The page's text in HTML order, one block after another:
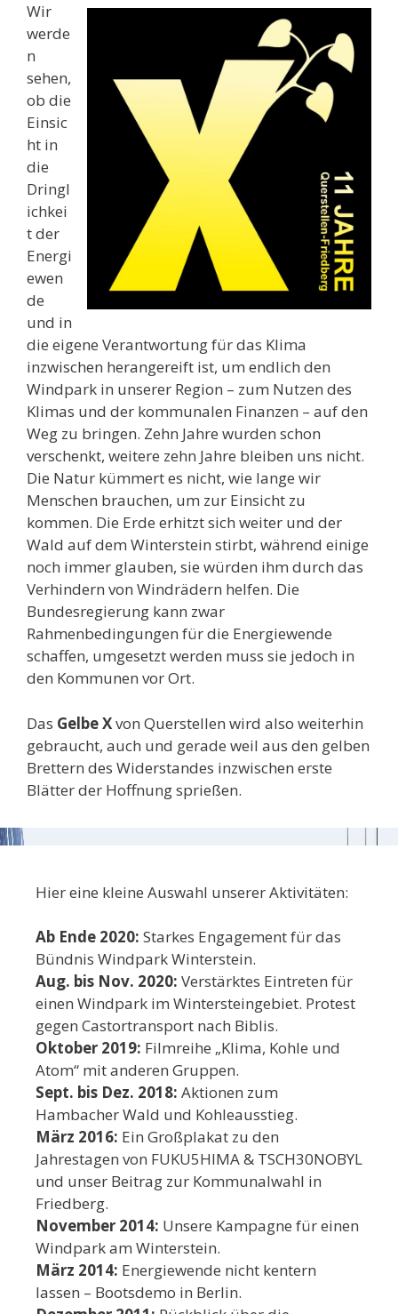
Wir
werde
n
sehen,
ob die
Einsic
ht in
die
Dringl
ichkei
t der
Energi
ewen
de
und in
die eigene Verantwortung für das Klima
inzwischen herangereift ist, um endlich den
Windpark in unserer Region – zum Nutzen des
Klimas und der kommunalen Finanzen – auf den
Weg zu bringen. Zehn Jahre wurden schon
verschenkt, weitere zehn Jahre bleiben uns nicht.
Die Natur kümmert es nicht, wie lange wir
Menschen brauchen, um zur Einsicht zu
kommen. Die Erde erhitzt sich weiter und der
Wald auf dem Winterstein stirbt, während einige
noch immer glauben, sie würden ihm durch das
Verhindern von Windrädern helfen. Die
Bundesregierung kann zwar
Rahmenbedingungen für die Energiewende
schaffen, umgesetzt werden muss sie jedoch in
den Kommunen vor Ort.
Das Gelbe Xvon Querstellen wird also weiterhin
gebraucht, auch und gerade weil aus den gelben
Brettern des Widerstandes inzwischen erste
Blätter der Hoffnung sprießen.
Hier eine kleine Auswahl unserer Aktivitäten:
Ab Ende 2020: Starkes Engagement für das
Bündnis Windpark Winterstein.
Aug. bis Nov. 2020: Verstärktes Eintreten für
einen Windpark im Wintersteingebiet. Protest
gegen Castortransport nach Biblis.
Oktober 2019: Filmreihe „Klima, Kohle und
Atom“ mit anderen Gruppen.
Sept. bis Dez. 2018: Aktionen zum
Hambacher Wald und Kohleausstieg.
März 2016: Ein Großplakat zu den
Jahrestagen von FUKU5HIMA & TSCH30NOBYL
und unser Beitrag zur Kommunalwahl in
Friedberg.
November 2014: Unsere Kampagne für einen
Windpark am Winterstein.
März 2014: Energiewende nicht kentern
lassen – Bootsdemo in Berlin.